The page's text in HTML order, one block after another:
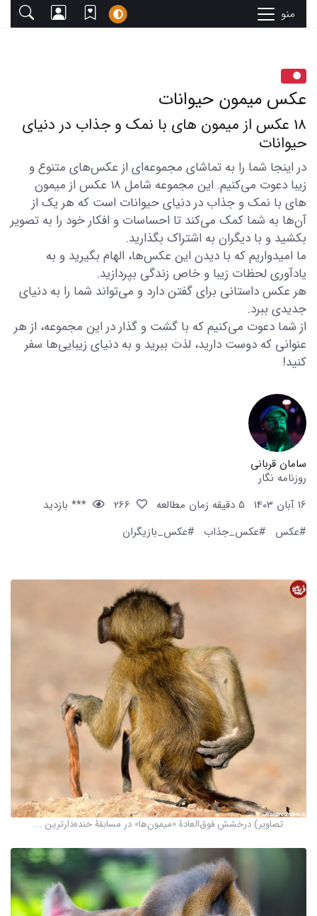
منو
عکس میمون حیوانات
18 عکس از میمون های با نمک و جذاب در دنیای
حیوانات
در اینجا شما را به تماشای مجموعه‌ای از عکس‌های متنوع و
زیبا دعوت می‌کنیم. این مجموعه شامل 18 عکس از میمون
های با نمک و جذاب در دنیای حیوانات است که هر یک از
آن‌ها به شما کمک می‌کند تا احساسات و افکار خود را به تصویر
بکشید و با دیگران به اشتراک بگذارید.
ما امیدواریم که با دیدن این عکس‌ها، الهام بگیرید و به
یادآوری لحظات زیبا و خاص زندگی بپردازید.
هر عکس داستانی برای گفتن دارد و می‌تواند شما را به دنیای
جدیدی ببرد.
از شما دعوت می‌کنیم که با گشت و گذار در این مجموعه، از هر
عنوانی که دوست دارید، لذت ببرید و به دنیای زیبایی‌ها سفر
کنید!
سامان قربانی
روزنامه نگار
16 آبان 1403
5 دقیقه زمان مطالعه
*** بازدید
#عکس
#عکس_جذاب #عکس_بازیگران
تصاویر) درخشش فوق‌العادۀ «میمون‌ها» در مسابقۀ خنده‌دارترین ...